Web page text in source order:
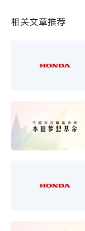
相关文章推荐